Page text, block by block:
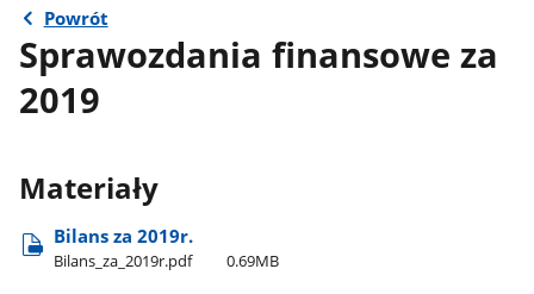
Powrót
Sprawozdania finansowe za
2019
Materiały
Bilans za 2019r.
Bilans​_za​_2019r.pdf 0.69MB